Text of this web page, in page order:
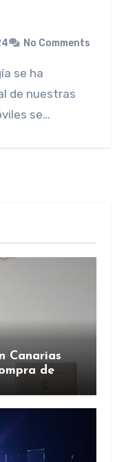
No Comments
de nuestras
se…
Canarias
de